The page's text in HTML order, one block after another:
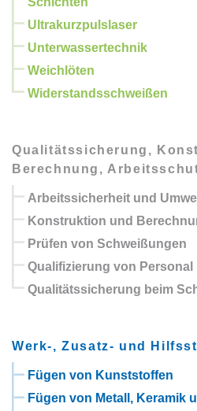
Ultrakurzpulslaser
Unterwassertechnik
Weichlöten
Widerstandsschweißen
Qualitätssicherung,
Berechnung,
Arbeitssicherheit und
Konstruktion und
Prüfen von Schweißungen
Qualifizierung von Personal
Qualitätssicherung beim
Werk-, Zusatz- und
Fügen von Kunststoffen
Fügen von Metall, Keramik